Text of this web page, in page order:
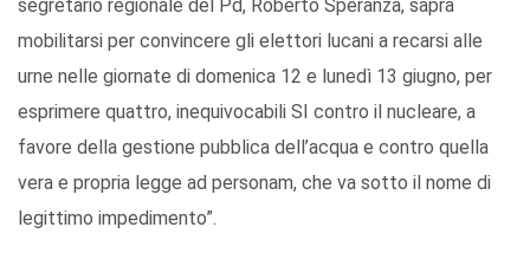
segretario regionale del Pd, Roberto Speranza, saprà
mobilitarsi per convincere gli elettori lucani a recarsi alle
urne nelle giornate di domenica 12 e lunedì 13 giugno, per
esprimere quattro, inequivocabili SI contro il nucleare, a
favore della gestione pubblica dell’acqua e contro quella
vera e propria legge ad personam, che va sotto il nome di
legittimo impedimento”.